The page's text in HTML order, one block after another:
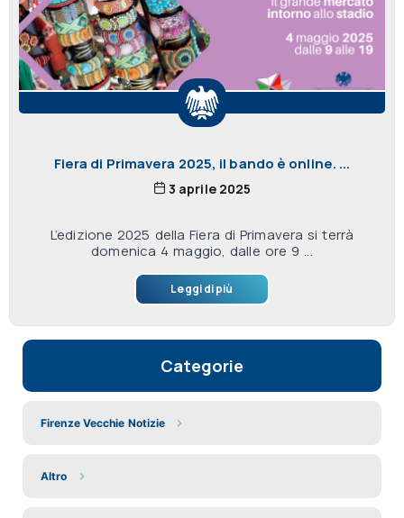
Fiera di Primavera 2025, il bando è online. ...
3 aprile 2025
L’edizione 2025 della Fiera di Primavera si terrà
domenica 4 maggio, dalle ore 9 ...
Leggi di più
Categorie
Firenze Vecchie Notizie
Altro